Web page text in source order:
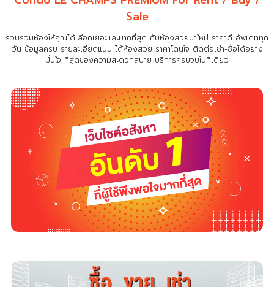
Sale
รวบรวมห้องให้คุณได้เลือกเยอะและมากที่สุด กับห้องสวยมาใหม่ ราคาดี อัพเดททุก
วัน ข้อมูลครบ รายละเอียดแน่นได้ห้องสวย ราคาโดนใจ ติดต่อเช่า-ซื้อได้อย่าง
มั่นใจ ที่สุดของความสะดวกสบาย บริการครบจบในที่เดียว